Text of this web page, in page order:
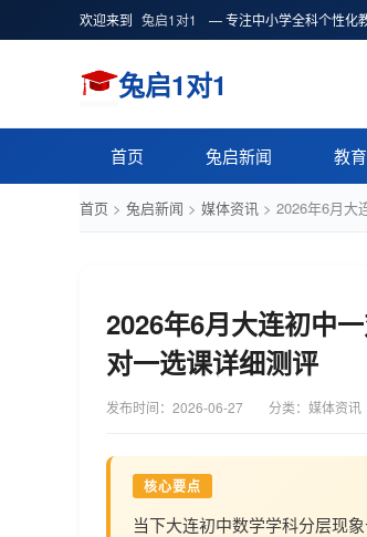
欢迎来到 兔启1对1 — 专注中小学全科个性化
兔启1对1
首页 兔启新闻 教
首页 > 兔启新闻 > 媒体资讯 > 2026年6月大
2026年6月大连初中
对一选课详细测评
发布时间： 2026-06-27 分类：媒体资讯
核心要点
当下大连初中数学学科分层现